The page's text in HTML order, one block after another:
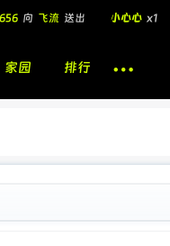
向 飞流 送出 小心心 x1
向 北 酷盖墨镜
家园 排行